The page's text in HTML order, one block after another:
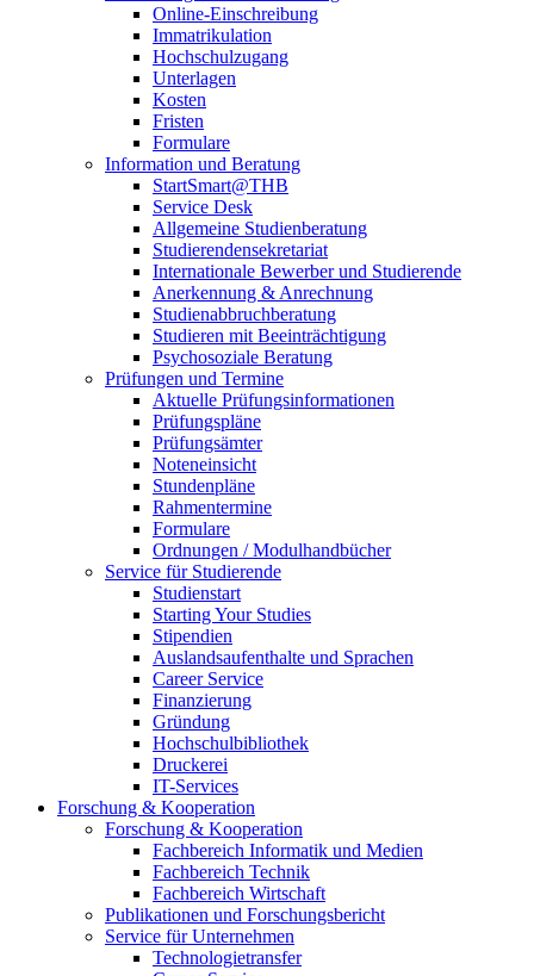
Online-Einschreibung
Immatrikulation
Hochschulzugang
Unterlagen
Kosten
Fristen
Formulare
Information und Beratung
StartSmart@THB
Service Desk
Allgemeine Studienberatung
Studierendensekretariat
Internationale Bewerber und Studierende
Anerkennung & Anrechnung
Studienabbruchberatung
Studieren mit Beeinträchtigung
Psychosoziale Beratung
Prüfungen und Termine
Aktuelle Prüfungsinformationen
Prüfungspläne
Prüfungsämter
Noteneinsicht
Stundenpläne
Rahmentermine
Formulare
Ordnungen / Modulhandbücher
Service für Studierende
Studienstart
Starting Your Studies
Stipendien
Auslandsaufenthalte und Sprachen
Career Service
Finanzierung
Gründung
Hochschulbibliothek
Druckerei
IT-Services
Forschung & Kooperation
Forschung & Kooperation
Fachbereich Informatik und Medien
Fachbereich Technik
Fachbereich Wirtschaft
Publikationen und Forschungsbericht
Service für Unternehmen
Technologietransfer